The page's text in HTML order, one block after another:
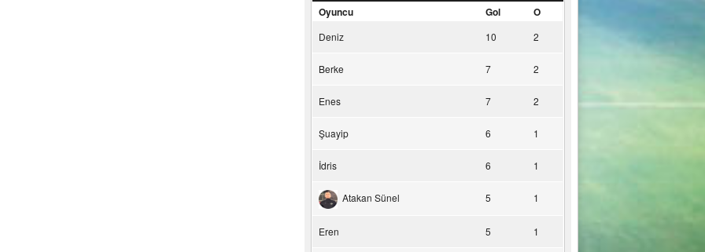
Oyuncu
Gol O
Deniz 10 2
Berke 7 2
Enes 7 2
Şuayip 6 1
İdris 6 1
Atakan Sünel 5 1
Eren 5 1